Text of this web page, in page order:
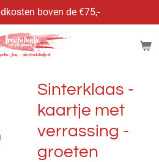
boven de €75,-
Sinterklaas -
kaartje met
verrassing -
groeten